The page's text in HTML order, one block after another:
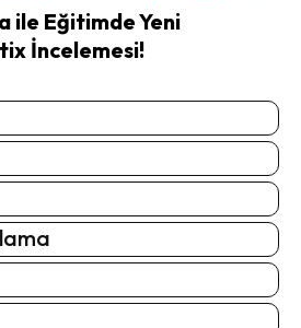
ile Eğitimde Yeni
İncelemesi!